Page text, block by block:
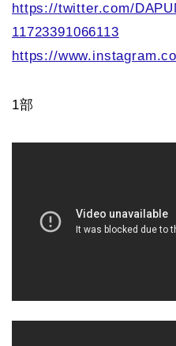
https://twitter.com/
11723391066113
https://
1部